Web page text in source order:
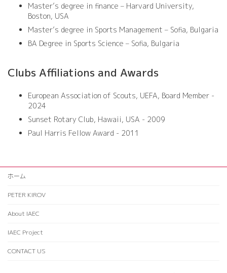
Master’s degree in finance – Harvard University,
Boston, USA
Master’s degree in Sports Management – Sofia, Bulgaria
BA Degree in Sports Science – Sofia, Bulgaria
Clubs Affiliations and Awards
European Association of Scouts, UEFA, Board Member -
2024
Sunset Rotary Club, Hawaii, USA - 2009
Paul Harris Fellow Award - 2011
ホーム
PETER KIROV
About IAEC
IAEC Project
CONTACT US